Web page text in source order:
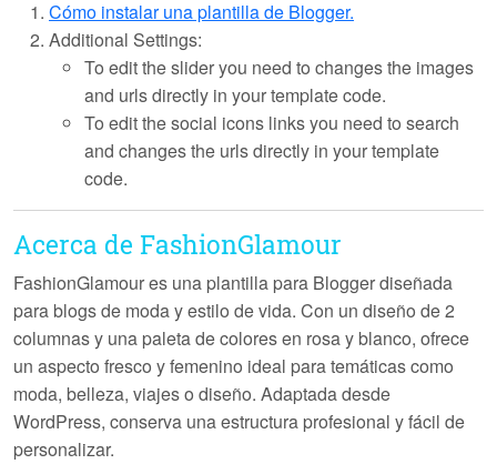
Cómo instalar una plantilla de Blogger.
Additional Settings:
To edit the slider you need to changes the images
and urls directly in your template code.
To edit the social icons links you need to search
and changes the urls directly in your template
code.
Acerca de FashionGlamour
FashionGlamour es una plantilla para Blogger diseñada
para blogs de moda y estilo de vida. Con un diseño de2
columnasy una paleta de colores en rosa y blanco, ofrece
un aspecto fresco y femenino ideal para temáticas como
moda, belleza, viajes o diseño. Adaptada desde
WordPress, conserva una estructura profesional y fácil de
personalizar.